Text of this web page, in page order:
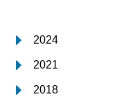
2024
2021
2018